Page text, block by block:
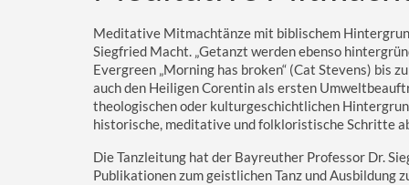
Meditative Mitmach­tänze mit biblischem
Siegfried Macht. „Getanzt werden ebenso
Evergreen „Morning has broken“ (Cat Stevens) bis
auch den Heiligen Corentin als ersten
theologischen oder kulturgeschichtlichen
historische, meditative und folkloristische Schritte
Die Tanzleitung hat der Bayreuther Professor Dr.
Publikationen zum geistlichen Tanz und